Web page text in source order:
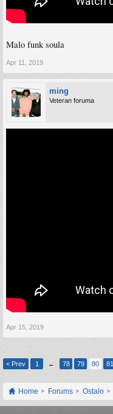
Malo funk soula
Apr 11, 2019
ming
Veteran foruma
Apr 15, 2019
< Prev
1 ← 78 79 80 81
Home Forums Ostalo